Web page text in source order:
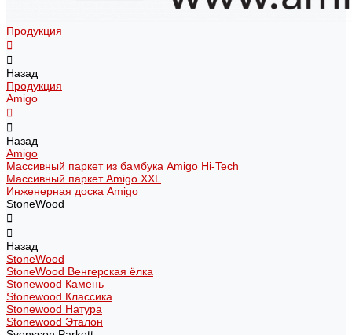
Продукция
Назад
Продукция
Amigo
Назад
Amigo
Массивный паркет из бамбука Amigo Hi-Tech
Массивный паркет Amigo XXL
Инженерная доска Amigo
StoneWood
Назад
StoneWood
StoneWood Венгерская ёлка
Stonewood Камень
Stonewood Классика
Stonewood Натура
Stonewood Эталон